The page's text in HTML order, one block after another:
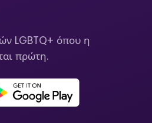
LGBTQ+ όπου η
πρώτη.